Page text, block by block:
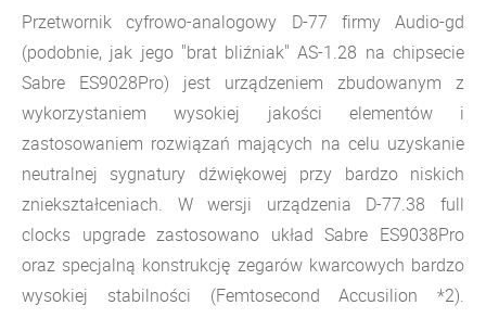
Przetwornik cyfrowo-analogowy D-77 firmy Audio-gd
(podobnie, jak jego "brat bliźniak" AS-1.28 na chipsecie
Sabre ES9028Pro) jest urządzeniem zbudowanym z
wykorzystaniem wysokiej jakości elementów i
zastosowaniem rozwiązań mających na celu uzyskanie
neutralnej sygnatury dźwiękowej przy bardzo niskich
zniekształceniach. W wersji urządzenia D-77.38 full
clocks upgrade zastosowano układ Sabre ES9038Pro
oraz specjalną konstrukcję zegarów kwarcowych bardzo
wysokiej stabilności (Femtosecond Accusilion *2).